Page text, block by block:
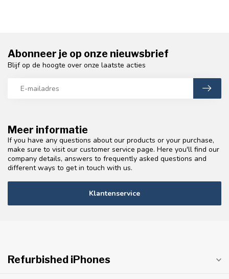
Meer informatie
If you have any questions about our products or your purchase,
make sure to visit our customer service page. Here you'll find our
company details, answers to frequently asked questions and
different ways to get in touch with us.
Klantenservice
Abonneer je op onze nieuwsbrief
Blijf op de hoogte over onze laatste acties
Refurbished iPhones